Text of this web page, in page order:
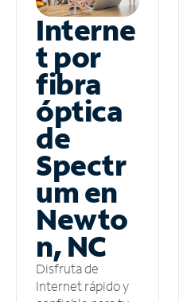
Interne
t por
fibra
óptica
de
Spectr
um en
Newto
n, NC
Disfruta de
Internet rápido y